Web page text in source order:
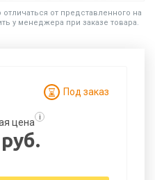
от представленного на
у менеджера при заказе товара.
Под заказ
цена i